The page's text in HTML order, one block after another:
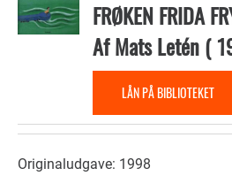
FRØKEN FRIDA
AfMats Letén(
LÅN PÅ BIBLIOTEKET
Originaludgave: 1998